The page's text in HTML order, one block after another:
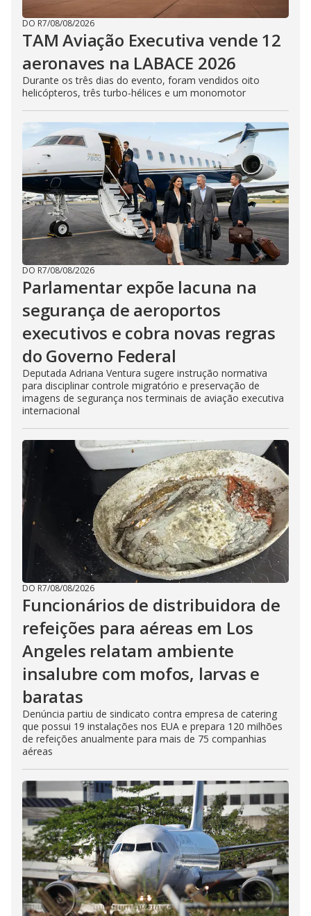
DO R7/08/08/2026
TAM Aviação Executiva vende 12
aeronaves na LABACE 2026
Durante os três dias do evento, foram vendidos oito
helicópteros, três turbo-hélices e um monomotor
DO R7/08/08/2026
Parlamentar expõe lacuna na
segurança de aeroportos
executivos e cobra novas regras
do Governo Federal
Deputada Adriana Ventura sugere instrução normativa
para disciplinar controle migratório e preservação de
imagens de segurança nos terminais de aviação executiva
internacional
DO R7/08/08/2026
Funcionários de distribuidora de
refeições para aéreas em Los
Angeles relatam ambiente
insalubre com mofos, larvas e
baratas
Denúncia partiu de sindicato contra empresa de catering
que possui 19 instalações nos EUA e prepara 120 milhões
de refeições anualmente para mais de 75 companhias
aéreas